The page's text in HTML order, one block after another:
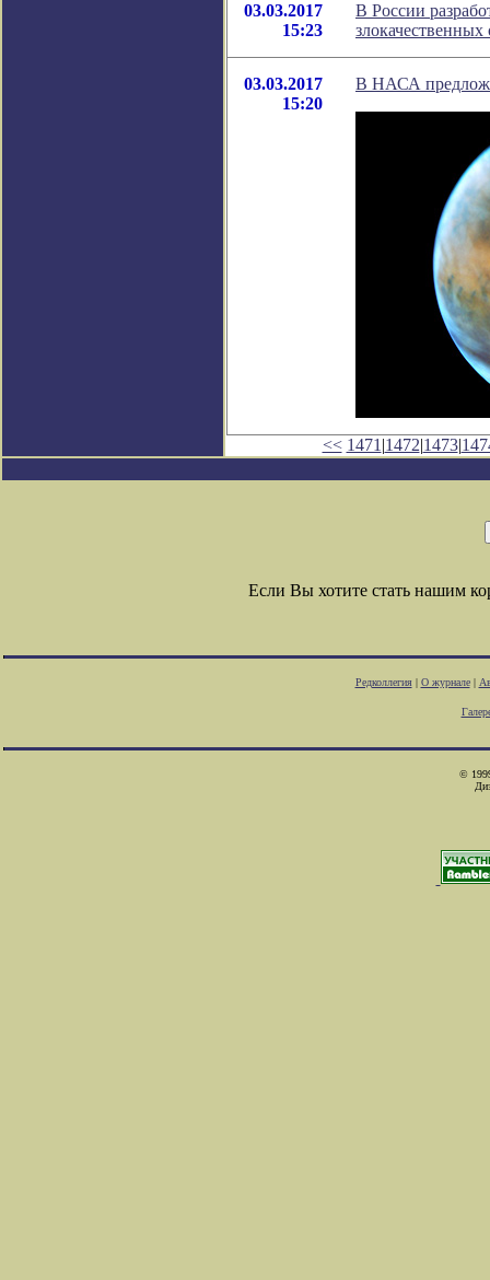
03.03.2017
15:23
В России
злокачественных
03.03.2017
15:20
В НАСА
<< 1471 |1472|1473|
Если Вы хотите стать нашим
Редколлегия| О журнале|
©